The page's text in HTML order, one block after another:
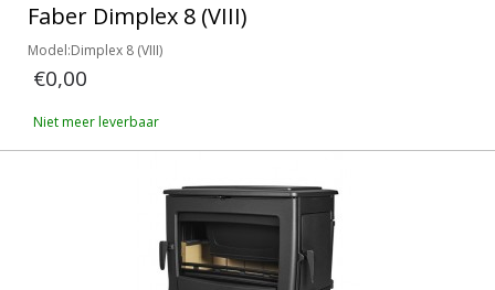
Faber Dimplex 8 (VIII)
Model:Dimplex 8 (VIII)
€0,00
Niet meer leverbaar